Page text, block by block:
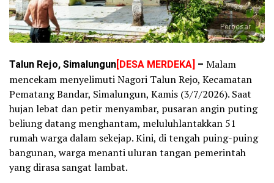
Perbesar
Talun Rejo, Simalungun[DESA MERDEKA] – Malam
mencekam menyelimuti Nagori Talun Rejo, Kecamatan
Pematang Bandar, Simalungun, Kamis (3/7/2026). Saat
hujan lebat dan petir menyambar, pusaran angin puting
beliung datang menghantam, meluluhlantakkan 51
rumah warga dalam sekejap. Kini, di tengah puing-puing
bangunan, warga menanti uluran tangan pemerintah
yang dirasa sangat lambat.